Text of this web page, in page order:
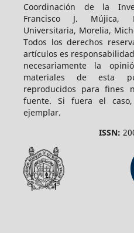
Coordinación de la
Francisco J. Mújica,
Universitaria, Morelia,
Todos los derechos
artículos es
necesariamente la
materiales de esta
reproducidos para fines
fuente. Si fuera el
ejemplar.
ISSN: